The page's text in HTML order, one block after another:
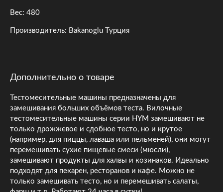
Вес: 480
Производитель: Bakanoglu Турция
Дополнительно о товаре
Тестомесительные машины предназначены для
замешивания больших объёмов теста. Вилочные
тестомесительные машины серии HYM замешивают не
только дрожжевое и сдобное тесто, но и крутое
(например, для пиццы, лаваша или пельменей), они могут
перемешивать сухие пищевые смеси (мюсли),
замешивают продукты для халвы и козинаков. Идеально
подходят для пекарен, ресторанов и кафе. Можно не
только замешивать тесто, но и перемешивать салаты,